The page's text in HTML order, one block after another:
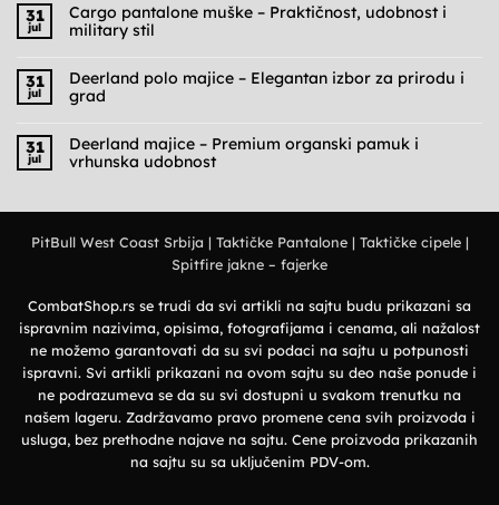
31
jul
Cargo pantalone muške – Praktičnost, udobnost i
military stil
na
Cargo
pantalone
muške
Praktičnost,
udobnost
i
military
31
jul
Deerland polo majice – Elegantan izbor za prirodu i
grad
na
Deerland
polo
izbor
prirodu
i
31
jul
Deerland majice – Premium organski pamuk i
vrhunska udobnost
–
vrhunska
udobnost
PitBull West Coast Srbija | Taktičke Pantalone| Taktičke cipele|
Spitfire jakne – fajerke
CombatShop.rs se trudi da svi artikli na sajtu budu prikazani sa
ispravnim nazivima, opisima, fotografijama i cenama, ali nažalost
ne možemo garantovati da su svi podaci na sajtu u potpunosti
ispravni. Svi artikli prikazani na ovom sajtu su deo naše ponude i
ne podrazumeva se da su svi dostupni u svakom trenutku na
našem lageru. Zadržavamo pravo promene cena svih proizvoda i
usluga, bez prethodne najave na sajtu. Cene proizvoda prikazanih
na sajtu su sa uključenim PDV-om.